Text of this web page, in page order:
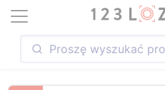
Loading...